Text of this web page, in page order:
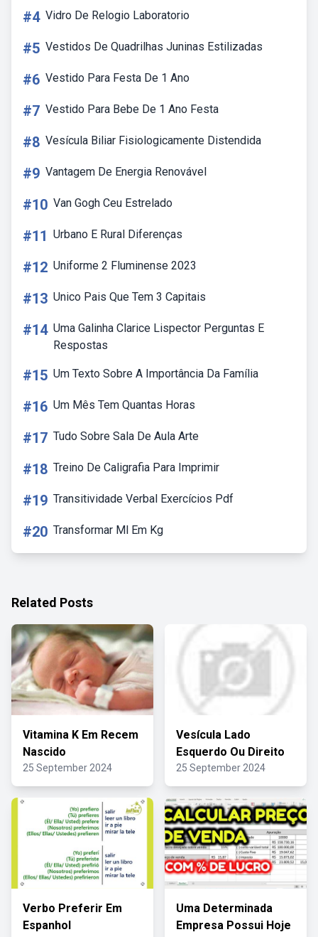
#4 Vidro De Relogio Laboratorio
#5 Vestidos De Quadrilhas Juninas Estilizadas
#6 Vestido Para Festa De 1 Ano
#7 Vestido Para Bebe De 1 Ano Festa
#8 Vesícula Biliar Fisiologicamente Distendida
#9 Vantagem De Energia Renovável
#10 Van Gogh Ceu Estrelado
#11 Urbano E Rural Diferenças
#12 Uniforme 2 Fluminense 2023
#13 Unico Pais Que Tem 3 Capitais
#14 Uma Galinha Clarice Lispector Perguntas E
Respostas
#15 Um Texto Sobre A Importância Da Família
#16 Um Mês Tem Quantas Horas
#17 Tudo Sobre Sala De Aula Arte
#18 Treino De Caligrafia Para Imprimir
#19 Transitividade Verbal Exercícios Pdf
#20 Transformar Ml Em Kg
Related Posts
Vitamina K Em Recem
Nascido
25 September 2024
Vesícula Lado
Esquerdo Ou Direito
25 September 2024
Verbo Preferir Em
Espanhol
Uma Determinada
Empresa Possui Hoje